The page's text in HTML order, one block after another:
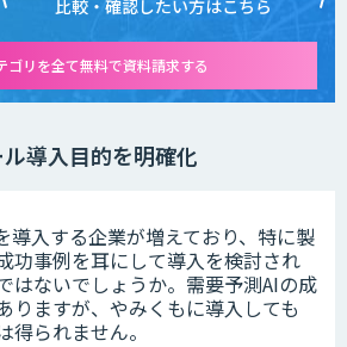
比較・確認したい方はこちら
ゴリを全て無料で資料請求する
導入目的を明確化
導入する企業が増えており、特に製
功事例を耳にして導入を検討され
はないでしょうか。需要予測AIの成
りますが、やみくもに導入しても
得られません。